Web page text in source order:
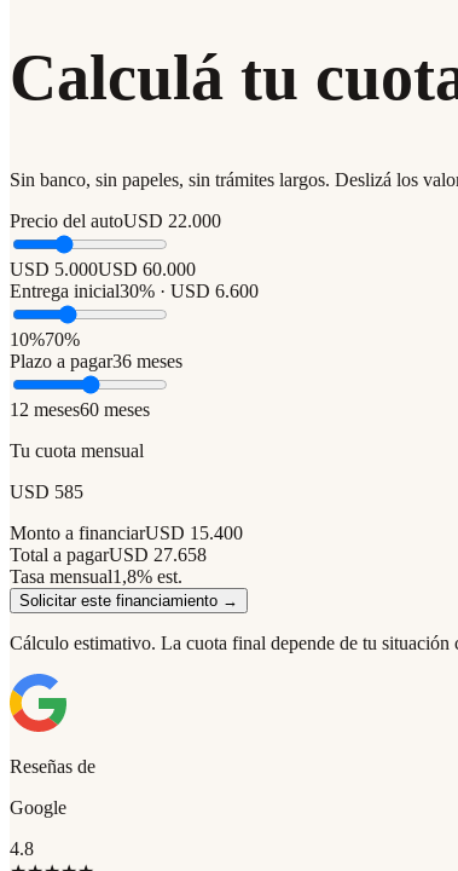
Calculá tu
Sin banco, sin papeles, sin trámites largos. Deslizá los
Precio del autoUSD 22.000
USD 5.000USD 60.000
Entrega inicial30% · USD 6.600
10%70%
Plazo a pagar36 meses
12 meses60 meses
Tu cuota mensual
USD 585
Monto a financiarUSD 15.400
Total a pagarUSD 27.658
Tasa mensual1,8% est.
Solicitar este financiamiento →
Cálculo estimativo. La cuota final depende de tu situación
Reseñas de
Google
4.8